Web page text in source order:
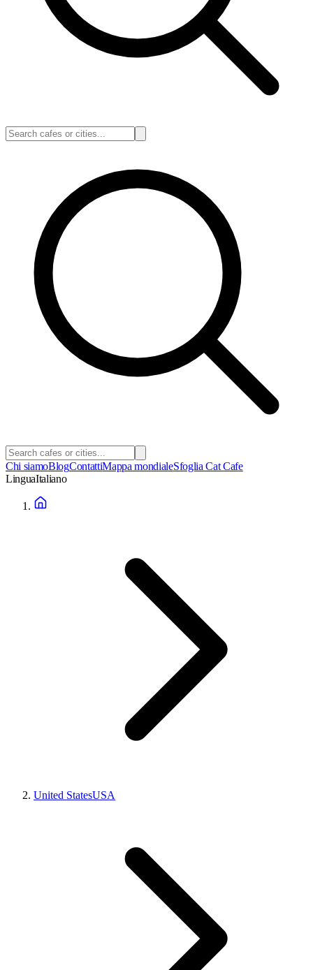
Chi siamoBlogContattiMappa mondialeSfoglia Cat Cafe
LinguaItaliano
United StatesUSA